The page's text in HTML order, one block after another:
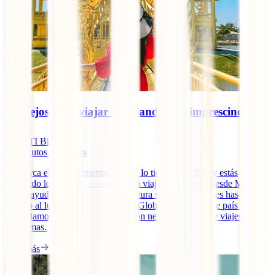
Consejos para viajar a Tailandia: 10 imprescindibles
IATI Blog
minutos de lectura
Se acerca el gran momento, ya casi lo tienes todo listo y estás
buscando los mejores consejos para viajar a Tailandia desde México
que te ayuden a que esta gran aventura sea un diez. ¡Pues has
llegado al lugar indicado! En IATI Global adoramos este país y hoy
te ayudamos con toda la información necesaria para que viajes sin
problemas.
Leer más